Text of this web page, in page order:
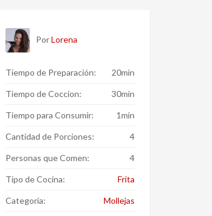
PorLorena
Tiempo de Preparación: 20min
Tiempo de Coccion: 30min
Tiempo para Consumir: 1min
Cantidad de Porciones: 4
Personas que Comen: 4
Tipo de Cocina: Frita
Categoría: Mollejas